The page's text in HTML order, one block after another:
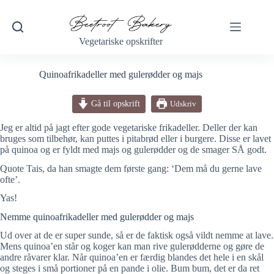
indhold
Vegetariske opskrifter
Quinoafrikadeller med gulerødder og majs
Gå til opskrift Udskriv
Jeg er altid på jagt efter gode vegetariske frikadeller. Deller der kan
bruges som tilbehør, kan puttes i pitabrød eller i burgere. Disse er lavet
på quinoa og er fyldt med majs og gulerødder og de smager SÅ godt.
Quote Tais, da han smagte dem første gang: ‘Dem må du gerne lave
ofte’.
Yas!
Nemme quinoafrikadeller med gulerødder og majs
Ud over at de er super sunde, så er de faktisk også vildt nemme at lave.
Mens quinoa’en står og koger kan man rive gulerødderne og gøre de
andre råvarer klar. Når quinoa’en er færdig blandes det hele i en skål
og steges i små portioner på en pande i olie. Bum bum, det er da ret